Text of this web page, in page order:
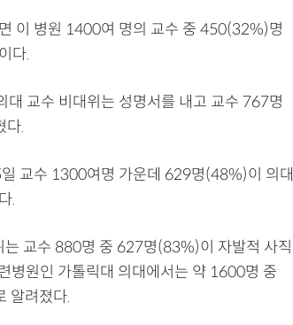
이 병원 1400여 명의 교수 중 450(32%)명
다.
교수 비대위는 성명서를 내고 교수 767명
다.
교수 1300여명 가운데 629명(48%)이 의대
.
교수 880명 중 627명(83%)이 자발적 사직
병원인 가톨릭대 의대에서는 약 1600명 중
알려졌다.